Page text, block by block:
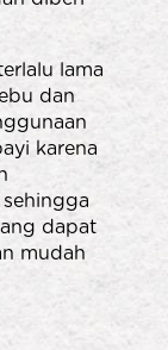
lama
dan
karena
dapat
mudah